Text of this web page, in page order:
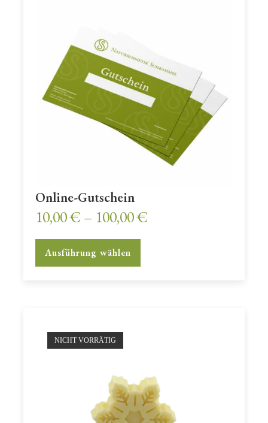
Online-Gutschein
10,00€ – 100,00€
Ausführung wählen
mehrere
NICHT VORRÄTIG